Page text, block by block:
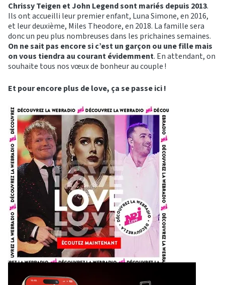
Chrissy Teigen et John Legend sont mariés depuis 2013.
Ils ont accueilli leur premier enfant, Luna Simone, en 2016,
et leur deuxième, Miles Theodore, en 2018. La famille sera
donc un peu plus nombreuses dans les prichaines semaines.
On ne sait pas encore si c’est un garçon ou une fille mais
on vous tiendra au courant évidemment. En attendant, on
souhaite tous nos vœux de bonheur au couple !
Et pour encore plus de love, ça se passe ici !